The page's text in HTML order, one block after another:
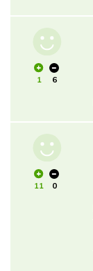
1 6
11 0